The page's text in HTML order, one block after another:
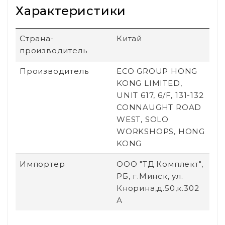
Характеристики
Страна-
производитель
Китай
Производитель
ECO GROUP HONG
KONG LIMITED,
UNIT 617, 6/F, 131-132
CONNAUGHT ROAD
WEST, SOLO
WORKSHOPS, HONG
KONG
Импортер
ООО "ТД Комплект",
РБ, г.Минск, ул.
Кнорина,д.50,к.302
А